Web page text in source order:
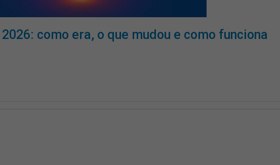
como era, o que mudou e como funciona